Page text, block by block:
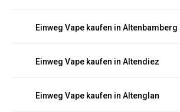
Einweg Vape kaufen in Altenbamberg
Einweg Vape kaufen in Altendiez
Einweg Vape kaufen in Altenglan